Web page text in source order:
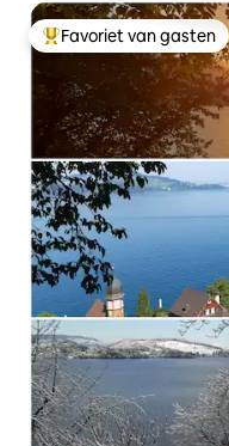
Topfavoriet van gasten
Favoriet van gasten